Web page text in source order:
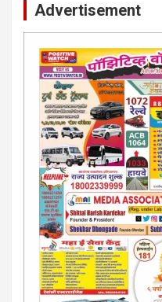
Advertisement